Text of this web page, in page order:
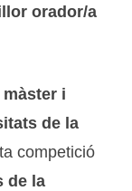
orador/a
i
de la
competició
de la